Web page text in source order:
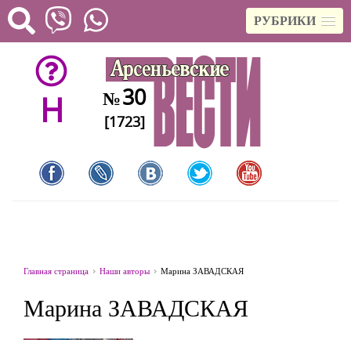
РУБРИКИ
H №30
[1723]
Главная страница Наши авторы Марина ЗАВАДСКАЯ
Марина ЗАВАДСКАЯ